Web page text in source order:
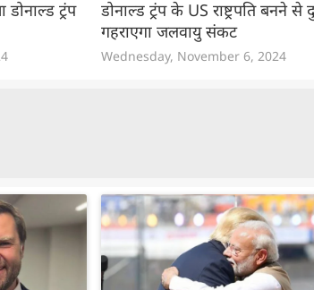
डोनाल्ड ट्रंप
डोनाल्ड ट्रंप के US राष्ट्रपति बनने से
गहराएगा जलवायु संकट
Wednesday, November 6, 2024